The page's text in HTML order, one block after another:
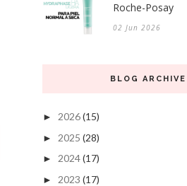
Roche-Posay
02 Jun 2026
BLOG ARCHIVE
► 2026(15)
► 2025 (28)
► 2024(17)
► 2023 (17)